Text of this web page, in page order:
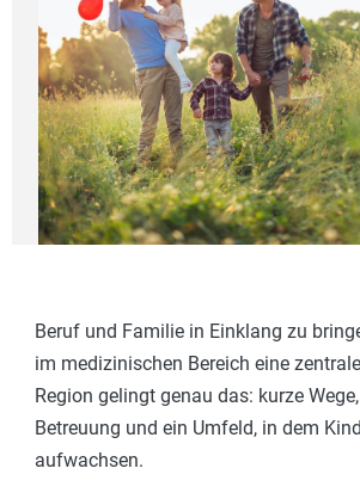
Beruf und Familie in Einklang zu
im medizinischen Bereich eine
Region gelingt genau das: kurze
Betreuung und ein Umfeld, in dem
aufwachsen.